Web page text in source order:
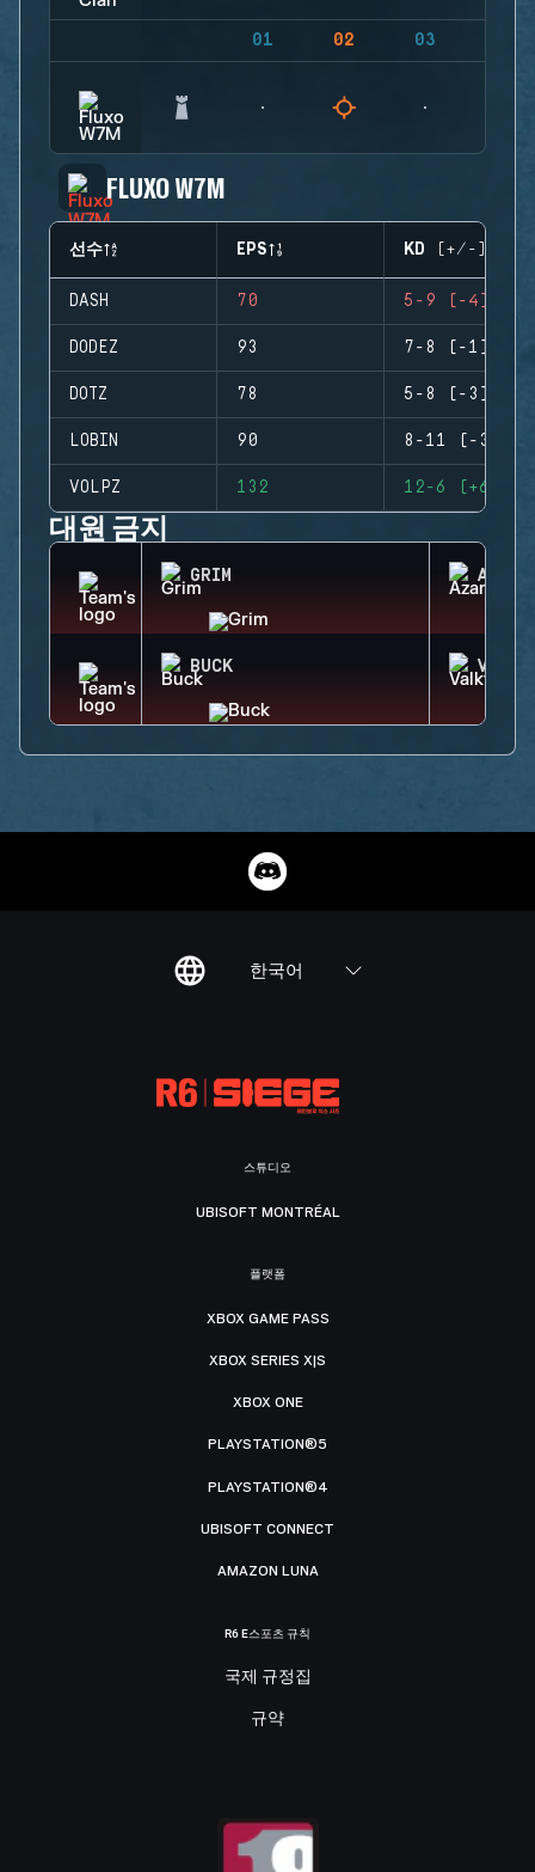
01 02 03
FLUXO W7M
선수 EPS KD (+/-)
DASH 70 5-9 (-4)
DODEZ 93 7-8 (-1)
DOTZ 78 5-8 (-3)
LOBIN 90 8-11 (-3)
VOLPZ 132 12-6 (+6)
대원 금지
GRIM AZAMI
BUCK
한국어
스튜디오
UBISOFT MONTRÉAL
플랫폼
XBOX GAME PASS
XBOX SERIES X|S
XBOX ONE
PLAYSTATION®5
PLAYSTATION®4
UBISOFT CONNECT
AMAZON LUNA
R6 E스포츠 규칙
국제 규정집
규약